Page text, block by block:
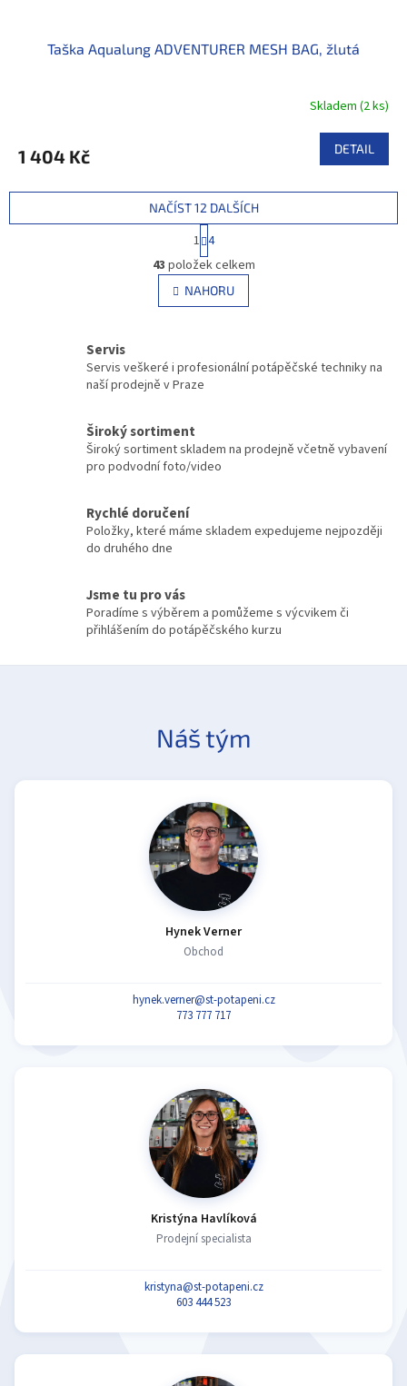
Taška Aqualung ADVENTURER MESH BAG, žlutá
Skladem (2 ks)
1 404 Kč DETAIL
O
v
l
á
í
p
k
y
i
NAČÍST 12 DALŠÍCH
t
r
á
n
k
n
í
1 4
43 položek celkem
NAHORU
Servis
Servis veškeré i profesionální potápěčské techniky na
naší prodejně v Praze
Široký sortiment
Široký sortiment skladem na prodejně včetně vybavení
pro podvodní foto/video
Rychlé doručení
Položky, které máme skladem expedujeme nejpozději
do druhého dne
Jsme tu pro vás
Poradíme s výběrem a pomůžeme s výcvikem či
přihlášením do potápěčského kurzu
Náš tým
Hynek Verner
Obchod
hynek.verner@st-potapeni.cz
773 777 717
Kristýna Havlíková
Prodejní specialista
kristyna@st-potapeni.cz
603 444 523